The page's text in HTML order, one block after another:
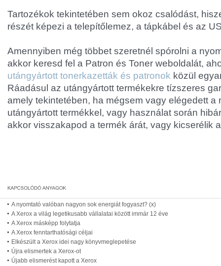
Tartozékok tekintetében sem okoz csalódást,
részét képezi a telepítőlemez, a tápkábel és az
Amennyiben még többet szeretnél spórolni a
akkor keresd fel a Patron és Toner weboldalát,
utángyártott tonerkazetták és patronok közül
Ráadásul az utángyártott termékekre tízszeres
amely tekintetében, ha mégsem vagy elégedett a
utángyártott termékkel, vagy használat során
akkor visszakapod a termék árát, vagy kicserélik
A nyomtató valóban nagyon sok energiát fogyaszt? (x)
A Xerox a világ legetikusabb vállalatai között immár 12 éve
A Xerox másképp folytatja
A Xerox fenntarthatósági céljai
Elkészült a Xerox idei nagy könyvmeglepetése
Újra elismertek a Xerox-ot
Újabb elismerést kapott a Xerox